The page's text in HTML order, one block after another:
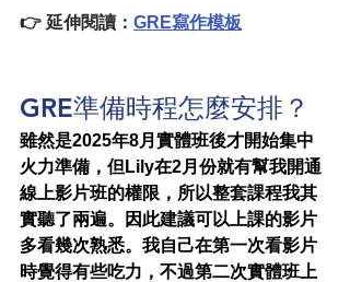
👉 延伸閱讀： GRE寫作模板
GRE準備時程怎麼安排？
雖然是2025年8月實體班後才開始集中
火力準備，但Lily在2月份就有幫我開通
線上影片班的權限，所以整套課程我其
實聽了兩遍。因此建議可以上課的影片
多看幾次熟悉。我自己在第一次看影片
時覺得有些吃力，不過第二次實體班上